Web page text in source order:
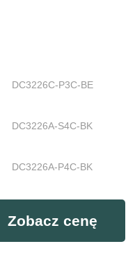
DC3226C-P3C-BE
DC3226A-S4C-BK
DC3226A-P4C-BK
Zobacz cenę